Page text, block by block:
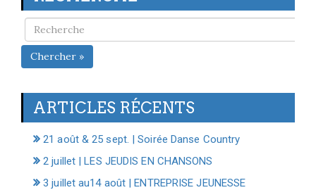
Chercher »
ARTICLES RÉCENTS
21 août & 25 sept. | Soirée Danse Country
2 juillet | LES JEUDIS EN CHANSONS
3 juillet au14 août | ENTREPRISE JEUNESSE